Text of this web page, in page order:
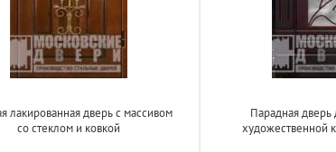
лакированная дверь с массивом
со стеклом и ковкой
Парадная дверь
художественной